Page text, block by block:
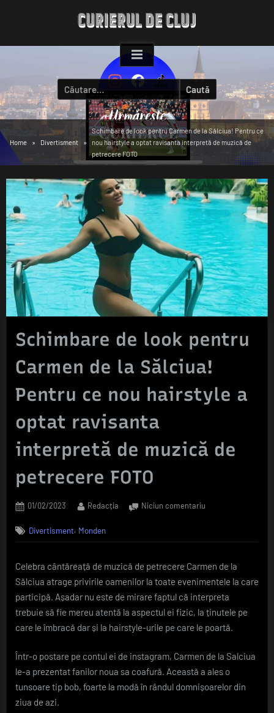
Caută
după:
Home Divertisment
Schimbare de look pentru Carmen de la Sălciua! Pentru ce
nou hairstyle a optat ravisanta interpretă de muzică de
petrecere FOTO
Schimbare de look pentru
Carmen de la Sălciua!
Pentru ce nou hairstyle a
optat ravisanta
interpretă de muzică de
petrecere FOTO
Posted
01/02/2023 By
Redacția Niciun comentariu
look
Carmen
de
la
Sălciua!
ce
hairstyle
a
optat
Divertisment, Monden
Celebra cântăreață de muzică de petrecere Carmen de la
Sălciua atrage privirile oamenilor la toate evenimentele la care
participă. Așadar nu este de mirare faptul că interpreta
trebuie să fie mereu atentă la aspectul ei fizic, la ținutele pe
care le îmbracă dar și la hairstyle-urile pe care le poartă.
Într-o postare pe contul ei de instagram, Carmen de la Salciua
le-a prezentat fanilor noua sa coafură. Această a ales o
tunsoare tip bob, foarte la modă în rândul domnișoarelor din
ziua de azi.